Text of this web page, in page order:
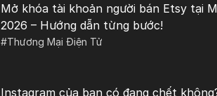
Mở khóa tài khoản người bán Etsy tại
2026 – Hướng dẫn từng bước!
#Thương Mại Điện Tử
Instagram của bạn có đang chết